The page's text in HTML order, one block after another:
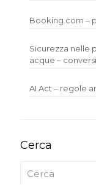
Booking.com –
Sicurezza nelle
acque –
AI Act – regole
Cerca